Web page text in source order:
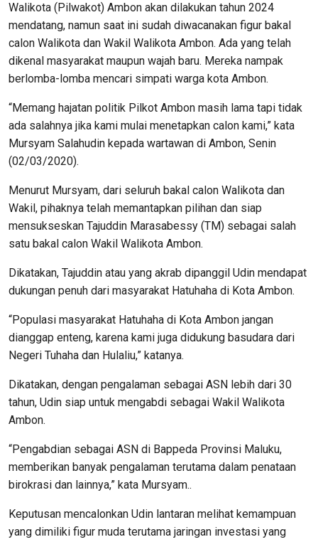
Walikota (Pilwakot) Ambon akan dilakukan tahun 2024
mendatang, namun saat ini sudah diwacanakan figur bakal
calon Walikota dan Wakil Walikota Ambon. Ada yang telah
dikenal masyarakat maupun wajah baru. Mereka nampak
berlomba-lomba mencari simpati warga kota Ambon.
“Memang hajatan politik Pilkot Ambon masih lama tapi tidak
ada salahnya jika kami mulai menetapkan calon kami,” kata
Mursyam Salahudin kepada wartawan di Ambon, Senin
(02/03/2020).
Menurut Mursyam, dari seluruh bakal calon Walikota dan
Wakil, pihaknya telah memantapkan pilihan dan siap
mensukseskan Tajuddin Marasabessy (TM) sebagai salah
satu bakal calon Wakil Walikota Ambon.
Dikatakan, Tajuddin atau yang akrab dipanggil Udin mendapat
dukungan penuh dari masyarakat Hatuhaha di Kota Ambon.
“Populasi masyarakat Hatuhaha di Kota Ambon jangan
dianggap enteng, karena kami juga didukung basudara dari
Negeri Tuhaha dan Hulaliu,” katanya.
Dikatakan, dengan pengalaman sebagai ASN lebih dari 30
tahun, Udin siap untuk mengabdi sebagai Wakil Walikota
Ambon.
“Pengabdian sebagai ASN di Bappeda Provinsi Maluku,
memberikan banyak pengalaman terutama dalam penataan
birokrasi dan lainnya,” kata Mursyam..
Keputusan mencalonkan Udin lantaran melihat kemampuan
yang dimiliki figur muda terutama jaringan investasi yang